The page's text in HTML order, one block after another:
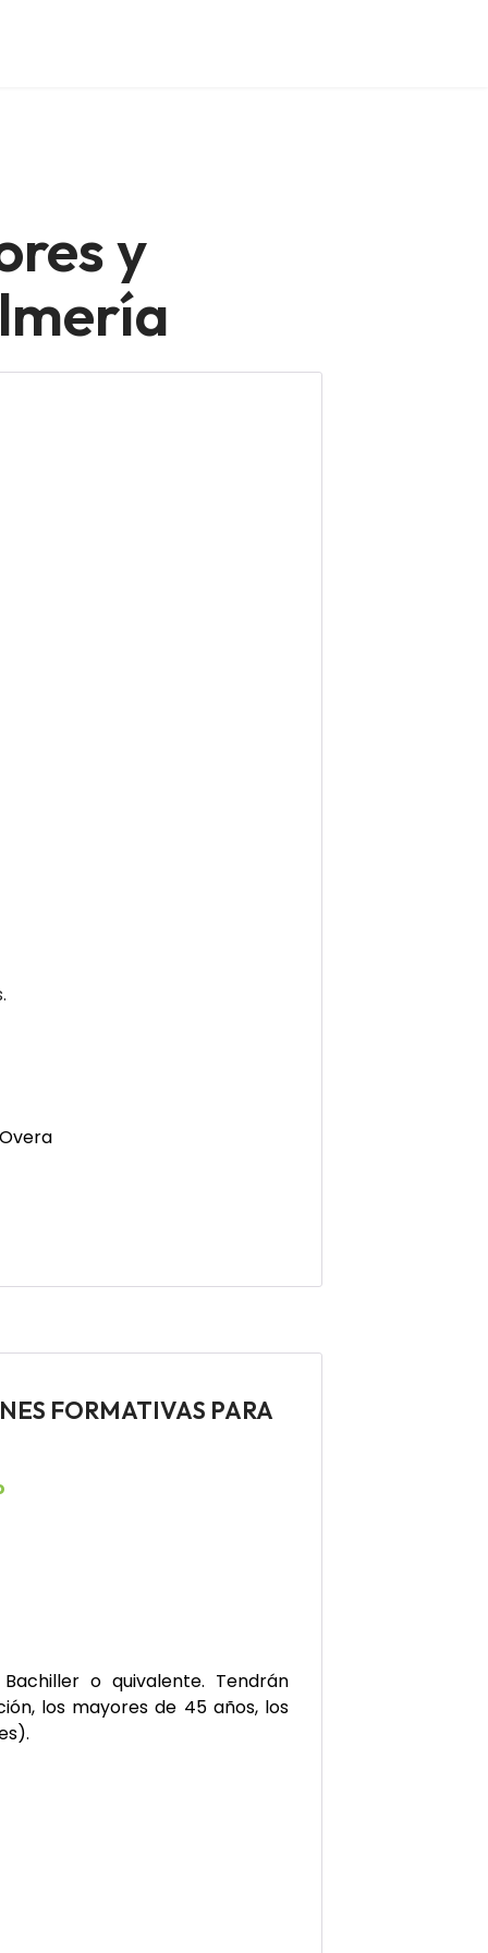
y
FORMATIVAS PARA
o quivalente. Tendrán
los mayores de 45 años, los